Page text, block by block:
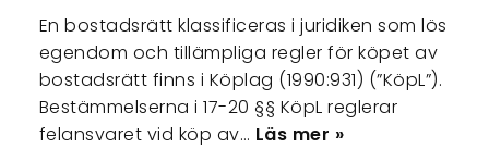
En bostadsrätt klassificeras i juridiken som lös
egendom och tillämpliga regler för köpet av
bostadsrätt finns i Köplag (1990:931) (”KöpL”).
Bestämmelserna i 17-20 §§ KöpL reglerar
felansvaret vid köp av… Läs mer »